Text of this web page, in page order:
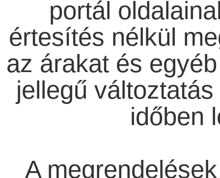
portál
értesítés nélkül
az árakat és
jellegű
időben
A